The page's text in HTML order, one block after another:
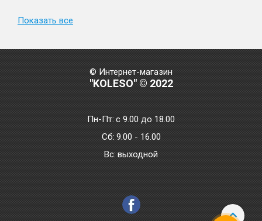
Показать все
© Интернет-магазин
"KOLESO" © 2022
Пн-Пт:с 9.00 до 18.00
Сб: 9.00 - 16.00
Bc: выходной